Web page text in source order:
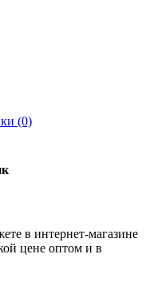
(0)
в интернет-магазине
цене оптом и в